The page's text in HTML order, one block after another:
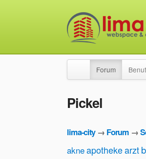
Forum
Pickel
lima-city→ Forum →
akneapothekearzt